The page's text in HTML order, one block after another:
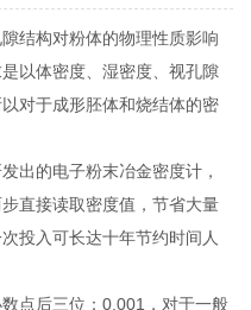
结构对粉体的物理性质影响
以体密度、湿密度、视孔隙
对于成形胚体和烧结体的密
的电子粉末冶金密度计，
直接读取密度值，节省大量
投入可长达十年节约时间人
点后三位：0.001，对于一般